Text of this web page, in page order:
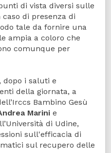
di vista diversi sulle
di presenza di
tale da fornire una
ampia a coloro che
comunque per
, dopo i saluti e
della giornata, a
Bambino Gesù
Marini e
di Udine,
sull'efficacia di
sul recupero delle